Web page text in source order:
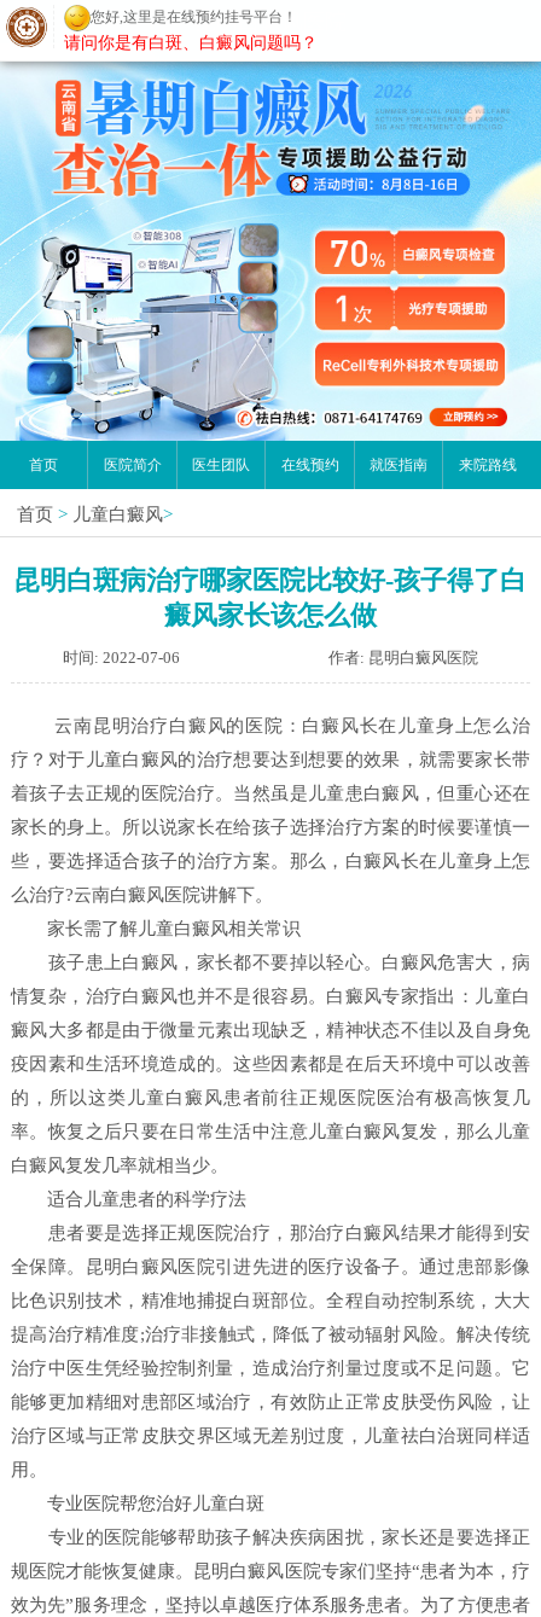
昆明白癜风医院
首页 医院简介 医生团队 在线预约 就医指南 来院路线
首页 > 儿童白癜风>
昆明白斑病治疗哪家医院比较好-孩子得了白
癜风家长该怎么做
时间: 2022-07-06 作者: 昆明白癜风医院
云南昆明治疗白癜风的医院：白癜风长在儿童身上怎么治
疗？对于儿童白癜风的治疗想要达到想要的效果，就需要家长带
着孩子去正规的医院治疗。当然虽是儿童患白癜风，但重心还在
家长的身上。所以说家长在给孩子选择治疗方案的时候要谨慎一
些，要选择适合孩子的治疗方案。那么，白癜风长在儿童身上怎
么治疗?云南白癜风医院讲解下。
家长需了解儿童白癜风相关常识
孩子患上白癜风，家长都不要掉以轻心。白癜风危害大，病
情复杂，治疗白癜风也并不是很容易。白癜风专家指出：儿童白
癜风大多都是由于微量元素出现缺乏，精神状态不佳以及自身免
疫因素和生活环境造成的。这些因素都是在后天环境中可以改善
的，所以这类儿童白癜风患者前往正规医院医治有极高恢复几
率。恢复之后只要在日常生活中注意儿童白癜风复发，那么儿童
白癜风复发几率就相当少。
适合儿童患者的科学疗法
患者要是选择正规医院治疗，那治疗白癜风结果才能得到安
全保障。昆明白癜风医院引进先进的医疗设备子。通过患部影像
比色识别技术，精准地捕捉白斑部位。全程自动控制系统，大大
提高治疗精准度;治疗非接触式，降低了被动辐射风险。解决传统
治疗中医生凭经验控制剂量，造成治疗剂量过度或不足问题。它
能够更加精细对患部区域治疗，有效防止正常皮肤受伤风险，让
治疗区域与正常皮肤交界区域无差别过度，儿童祛白治斑同样适
用。
专业医院帮您治好儿童白斑
专业的医院能够帮助孩子解决疾病困扰，家长还是要选择正
规医院才能恢复健康。昆明白癜风医院专家们坚持“患者为本，疗
效为先”服务理念，坚持以卓越医疗体系服务患者。为了方便患者
您好,这里是在线预约挂号平台！
请问你是有白斑、白癜风问题吗？